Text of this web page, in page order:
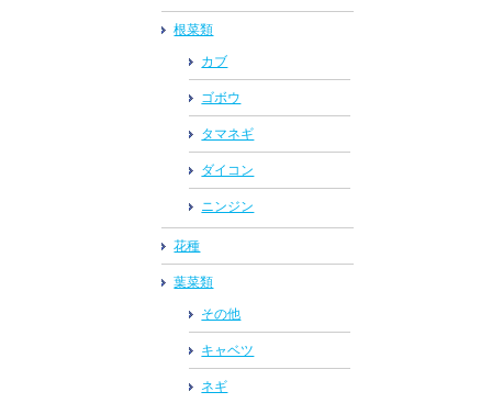
根菜類
カブ
ゴボウ
タマネギ
ダイコン
ニンジン
花種
葉菜類
その他
キャベツ
ネギ